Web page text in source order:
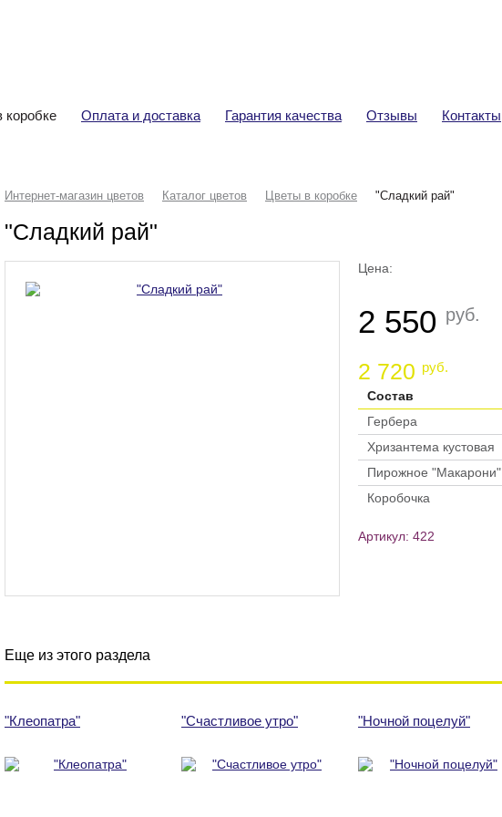
Интернет-магазин цветов Каталог цветов Цветы в коробке "Сладкий рай"
"Сладкий рай"
Цена:
2 550 руб.
2 720 руб.
Состав
Гербера
Хризантема кустовая
Пирожное "Макарони"
Коробочка
Артикул: 422
Еще из этого раздела
"Клеопатра" "Счастливое утро" "Ночной поцелуй"
коробке Оплата и доставка Гарантия качества Отзывы Контакты